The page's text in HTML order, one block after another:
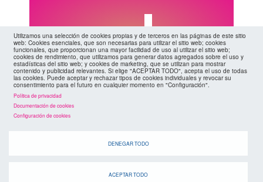
agenda
Cuando
Utilizamos una selección de cookies propias y de terceros en las páginas de este sitio
web: Cookies esenciales, que son necesarias para utilizar el sitio web; cookies
funcionales, que proporcionan una mayor facilidad de uso al utilizar el sitio web;
cookies de rendimiento, que utilizamos para generar datos agregados sobre el uso y
estadísticas del sitio web; y cookies de marketing, que se utilizan para mostrar
contenido y publicidad relevantes. Si elige "ACEPTAR TODO", acepta el uso de todas
las cookies. Puede aceptar y rechazar tipos de cookies individuales y revocar su
consentimiento para el futuro en cualquier momento en "Configuración".
Política de privacidad
Documentación de cookies
Configuración de cookies
DENEGAR TODO
ACEPTAR TODO